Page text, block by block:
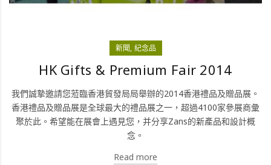
新聞 紀念品
HK Gifts & Premium Fair 2014
我們誠摯邀請您蒞臨香港貿發局局舉辦的2014香港禮品及贈品展。
香港禮品及贈品展是全球最大的禮品展之一，超過4100家參展商彙
聚於此。希望能在展會上遇見您，并分享Zans的新產品和設計概
念。
Read more